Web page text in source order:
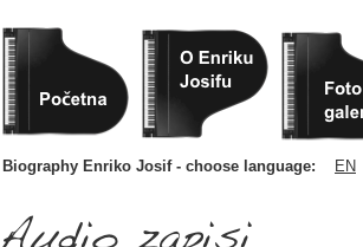
Biography Enriko Josif - choose language: EN